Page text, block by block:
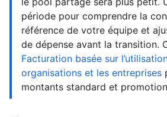
période pour comprendre la
référence de votre équipe et
de dépense avant la transition.
Facturation basée sur
organisations et les entreprises
montants standard et